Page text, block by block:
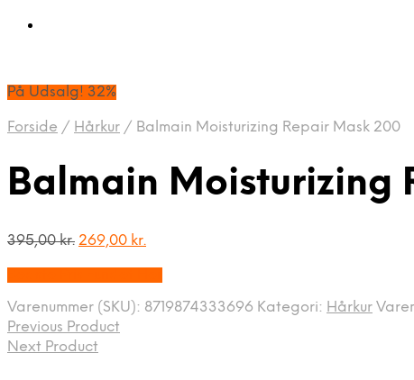
På Udsalg! 32%
Forside / Hårkur / Balmain Moisturizing Repair Mask 200
Balmain Moisturizing
395,00kr. Den
395,00 kr..
269,00 kr.
269,00 kr..
Varenummer (SKU): 8719874333696 Kategori: Hårkur
Previous Product
Next Product